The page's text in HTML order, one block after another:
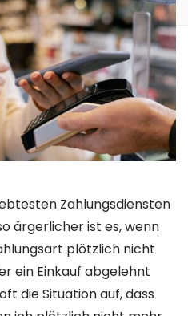
Zahlungsdiensten
ärgerlicher ist es, wenn
plötzlich nicht
ein Einkauf abgelehnt
die Situation auf, dass